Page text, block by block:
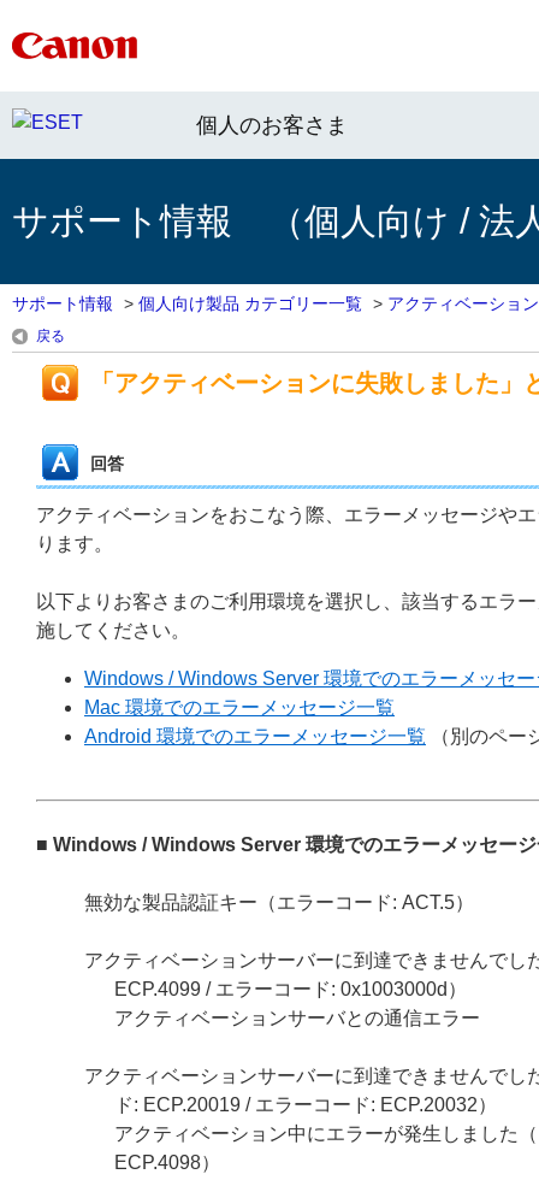
個人のお客さま
サポート情報 （個人向け / 法
サポート情報 > 個人向け製品 カテゴリー一覧 > アクティベーション
戻る
「アクティベーションに失敗しました」
回答
アクティベーションをおこなう際、エラーメッセージや
ります。
以下よりお客さまのご利用環境を選択し、該当するエラ
施してください。
Windows / Windows Server 環境でのエラーメッセ
Mac 環境でのエラーメッセージ一覧
Android 環境でのエラーメッセージ一覧 （別のペー
■ Windows / Windows Server 環境でのエラーメッセー
無効な製品認証キー（エラーコード: ACT.5）
アクティベーションサーバーに到達できませんでし
ECP.4099 / エラーコード: 0x1003000d）
アクティベーションサーバとの通信エラー
アクティベーションサーバーに到達できませんでし
ド: ECP.20019 / エラーコード: ECP.20032）
アクティベーション中にエラーが発生しました
ECP.4098）